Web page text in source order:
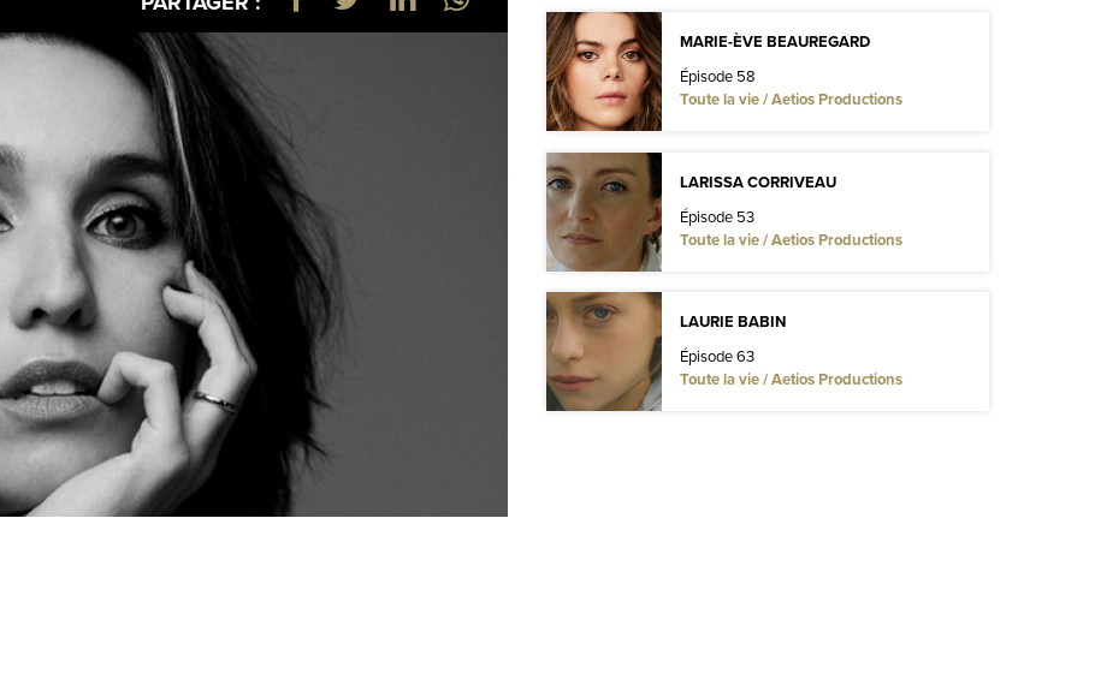
MARIE-ÈVE BEAUREGARD
Épisode 58
Toute la vie / Aetios Productions
LARISSA CORRIVEAU
Épisode 53
Toute la vie / Aetios Productions
LAURIE BABIN
Épisode 63
Toute la vie / Aetios Productions